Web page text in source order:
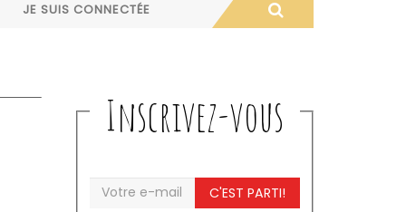
JE SUIS CONNECTÉE
Inscrivez-vous
C'EST PARTI!